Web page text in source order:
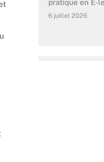
pratique en E-
6 juillet 2026